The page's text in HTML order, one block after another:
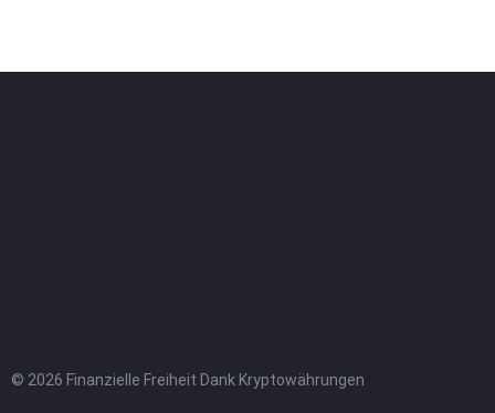
© 2026 Finanzielle Freiheit Dank Kryptowährungen